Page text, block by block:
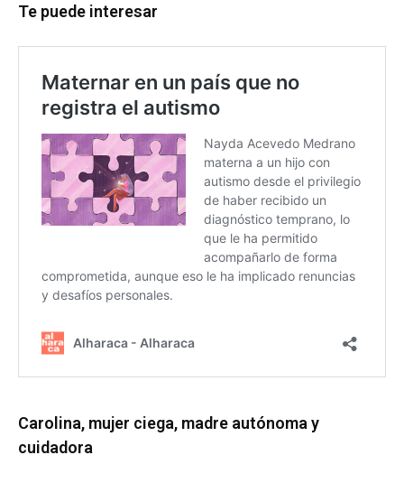
Te puede interesar
Carolina, mujer ciega, madre autónoma y
cuidadora